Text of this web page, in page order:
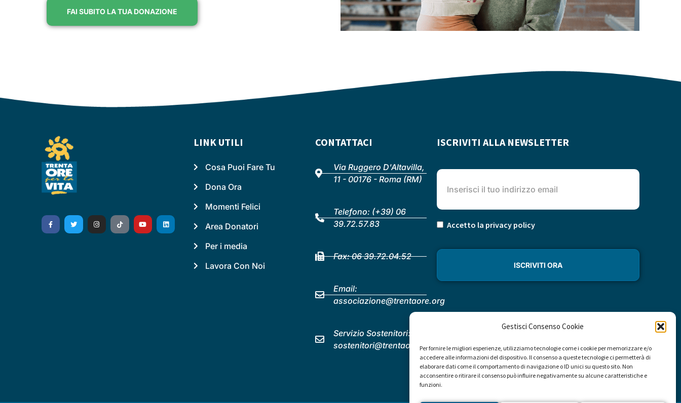
Gestisci Consenso Cookie
Per fornire le migliori esperienze, utilizziamo tecnologie come i cookie per memorizzare e/o
accedere alle informazioni del dispositivo. Il consenso a queste tecnologie ci permetterà di
elaborare dati come il comportamento di navigazione o ID unici su questo sito. Non
acconsentire o ritirare il consenso può influire negativamente su alcune caratteristiche e
funzioni.
FAI SUBITO LA TUA DONAZIONE
LINK UTILI
Cosa Puoi Fare Tu
Dona Ora
Momenti Felici
Area Donatori
Per i media
Lavora Con Noi
CONTATTACI
Via Ruggero D'Altavilla,
11 - 00176 - Roma (RM)
Telefono: (+39) 06
39.72.57.83
Fax: 06 39.72.04.52
Email:
associazione@trentaore.org
Servizio Sostenitori:
sostenitori@trentaore.org
ISCRIVITI ALLA NEWSLETTER
Accetto la privacy policy